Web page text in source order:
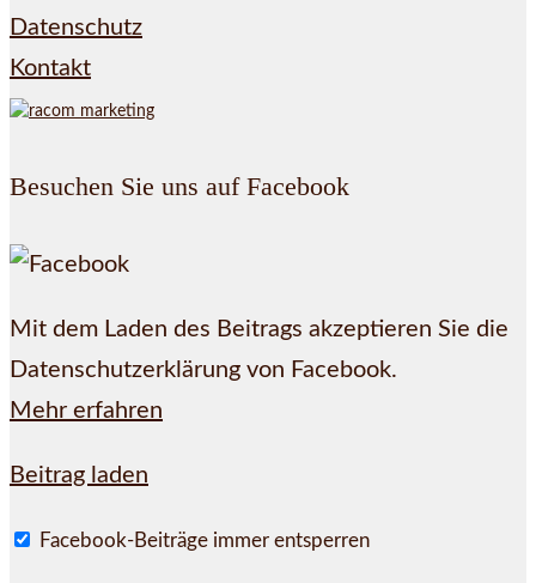
Datenschutz
Kontakt
Besuchen Sie uns auf Facebook
Mit dem Laden des Beitrags akzeptieren Sie die
Datenschutzerklärung von Facebook.
Mehr erfahren
Beitrag laden
Facebook-Beiträge immer entsperren